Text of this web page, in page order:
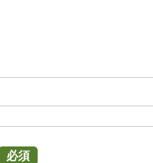
必須